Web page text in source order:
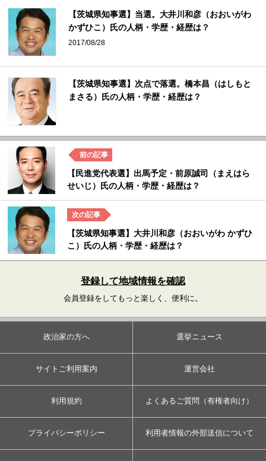
【茨城県知事選】当選。大井川和彦（おおいがわ
かずひこ）氏の人柄・学歴・経歴は？
2017/08/28
【茨城県知事選】次点で落選。橋本昌（はしもと
まさる）氏の人柄・学歴・経歴は？
【民進党代表選】出馬予定・前原誠司（まえはら
せいじ）氏の人柄・学歴・経歴は？
【茨城県知事選】大井川和彦（おおいがわ かずひ
こ）氏の人柄・学歴・経歴は？
登録して地域情報を確認
会員登録をしてもっと楽しく、便利に。
政治家の方へ 選挙ニュース
サイトご利用案内 運営会社
利用規約 よくあるご質問（有権者向け）
プライバシーポリシー 利用者情報の外部送信について